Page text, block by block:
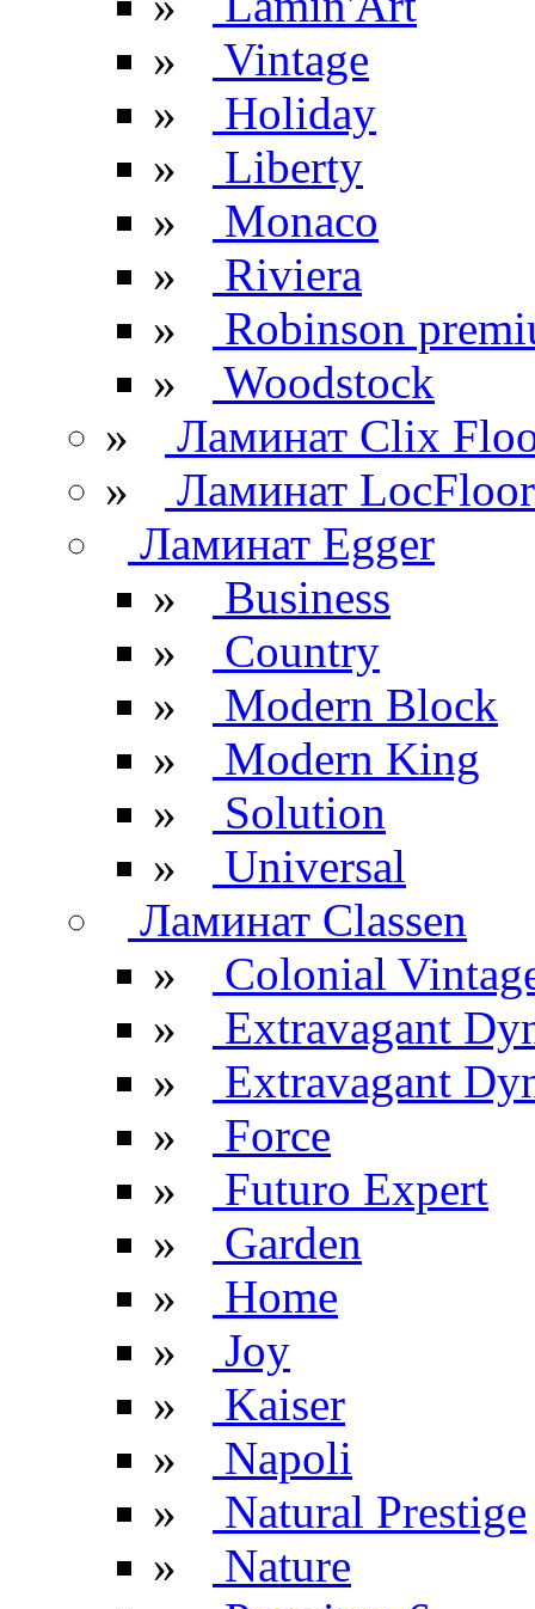
»
Vintage
»
Holiday
»
Liberty
»
Monaco
»
Riviera
»
Robinson
»
Woodstock
»
Ламинат Clix
»
Ламинат LocFloor
Ламинат Egger
»
Business
»
Country
»
Modern Block
»
Modern King
»
Solution
»
Universal
Ламинат Classen
»
Colonial
»
Extravagant
»
Extravagant
»
Force
»
Futuro Expert
»
Garden
»
Home
»
Joy
»
Kaiser
»
Napoli
»
Natural Prestige
»
Nature